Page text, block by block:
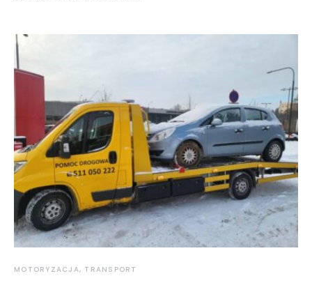
MOTORYZACJA, TRANSPORT